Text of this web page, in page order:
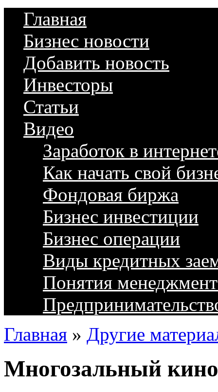
Главная
Бизнес новости
Добавить новость
Инвесторы
Статьи
Видео
Заработок в
Как начать свой
Фондовая биржа
Бизнес инвестиции
Бизнес операции
Виды кредитных
Понятия
Главная » Другие
Многозальный